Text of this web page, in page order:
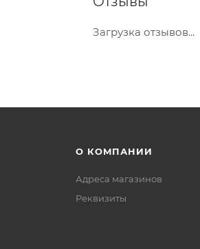
Загрузка отзывов...
О КОМПАНИИ
Адреса магазинов
Реквизиты